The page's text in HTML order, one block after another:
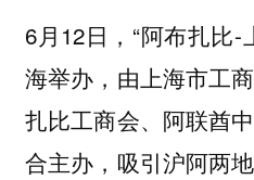
6月12日，“阿布扎比-
海举办，由上海市工
扎比工商会、阿联酋
合主办，吸引沪阿两